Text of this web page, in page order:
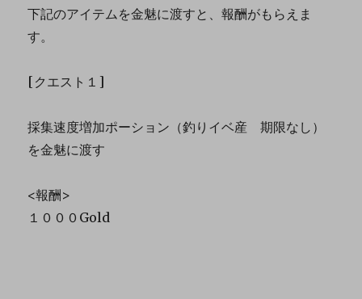
下記のアイテムを金魅に渡すと、報酬がもらえま
す。
[クエスト１]
採集速度増加ポーション（釣りイベ産 期限なし）
を金魅に渡す
<報酬>
１０００Gold